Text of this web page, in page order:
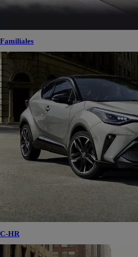
Familiales
C-HR